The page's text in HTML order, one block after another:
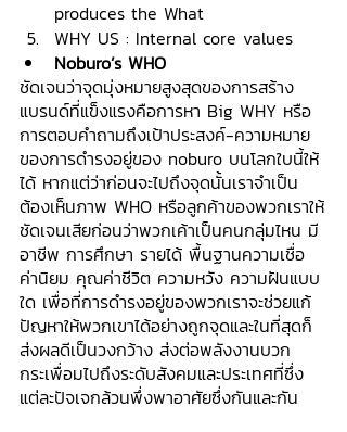
produces the What
WHY US : Internal core values
Noburo’s WHO
ชัดเจนว่าจุดมุ่งหมายสูงสุดของการสร้าง
แบรนด์ที่แข็งแรงคือการหา Big WHY หรือ
การตอบคำถามถึงเป้าประสงค์-ความหมาย
ของการดำรงอยู่ของ noburo บนโลกใบนี้ให้
ได้ หากแต่ว่าก่อนจะไปถึงจุดนั้นเราจำเป็น
ต้องเห็นภาพ WHO หรือลูกค้าของพวกเราให้
ชัดเจนเสียก่อนว่าพวกเค้าเป็นคนกลุ่มไหน มี
อาชีพ การศึกษา รายได้ พื้นฐานความเชื่อ
ค่านิยม คุณค่าชีวิต ความหวัง ความฝันแบบ
ใด เพื่อที่การดำรงอยู่ของพวกเราจะช่วยแก้
ปัญหาให้พวกเขาได้อย่างถูกจุดและในที่สุดก็
ส่งผลดีเป็นวงกว้าง ส่งต่อพลังงานบวก
กระเพื่อมไปถึงระดับสังคมและประเทศที่ซึ่ง
แต่ละปัจเจกล้วนพึ่งพาอาศัยซึ่งกันและกัน